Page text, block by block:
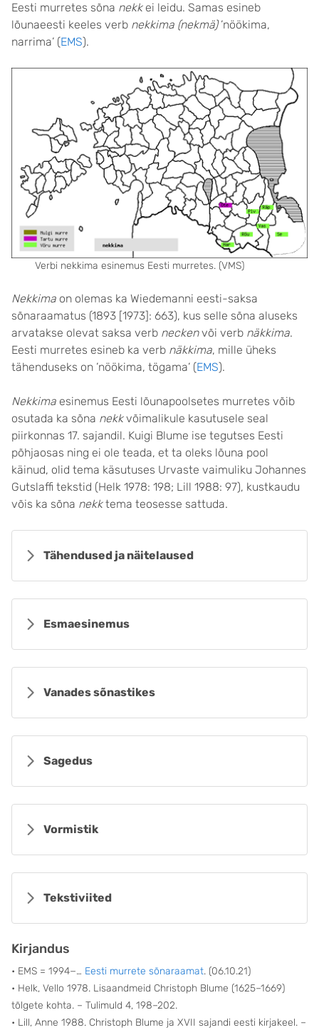
Eesti murretes sõna nekkei leidu. Samas esineb
lõunaeesti keeles verb nekkima (nekmä)’nöökima,
narrima’ (EMS).
Verbi nekkima esinemus Eesti murretes. (VMS)
Nekkima on olemas ka Wiedemanni eesti-saksa
sõnaraamatus (1893 [1973]: 663), kus selle sõna aluseks
arvatakse olevat saksa verb neckenvõi verb näkkima.
Eesti murretes esineb ka verb näkkima, mille üheks
tähenduseks on ’nöökima, tögama’ (EMS).
Nekkima esinemus Eesti lõunapoolsetes murretes võib
osutada ka sõna nekkvõimalikule kasutusele seal
piirkonnas 17. sajandil. Kuigi Blume ise tegutses Eesti
põhjaosas ning ei ole teada, et ta oleks lõuna pool
käinud, olid tema käsutuses Urvaste vaimuliku Johannes
Gutslaffi tekstid (Helk 1978: 198; Lill 1988: 97), kustkaudu
võis ka sõna nekktema teosesse sattuda.
Tähendused ja näitelaused
Esmaesinemus
Vanades sõnastikes
Sagedus
Vormistik
Tekstiviited
Kirjandus
• EMS = 1994−… Eesti murrete sõnaraamat. (06.10.21)
• Helk, Vello 1978. Lisaandmeid Christoph Blume (1625–1669)
tõlgete kohta. – Tulimuld 4, 198–202.
• Lill, Anne 1988. Christoph Blume ja XVII sajandi eesti kirjakeel. –